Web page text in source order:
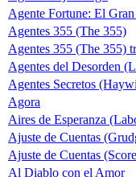
Agente Fortune: El
Agentes 355 (The 355)
Agentes 355 (The 355)
Agentes del Desorden
Agentes Secretos
Agora
Aires de Esperanza
Ajuste de Cuentas
Ajuste de Cuentas
Al Diablo con el Amor